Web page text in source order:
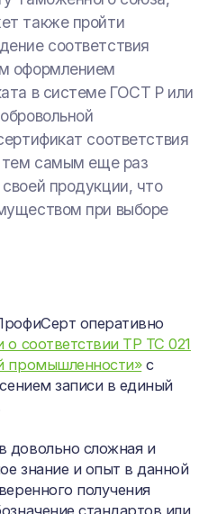
также пройти
соответствия
оформлением
в системе ГОСТ Р или
соответствия
тем самым еще раз
продукции, что
при выборе
оперативно
о соответствии ТР ТС 021
промышленности»с
записи в единый
довольно сложная и
знание и опыт в данной
получения
стандартов или